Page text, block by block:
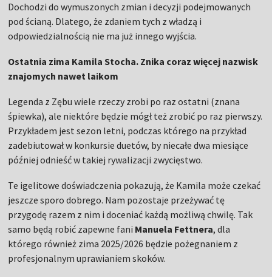
Dochodzi do wymuszonych zmian i decyzji podejmowanych
pod ścianą. Dlatego, że zdaniem tych z władzą i
odpowiedzialnością nie ma już innego wyjścia.
Ostatnia zima Kamila Stocha. Znika coraz więcej nazwisk
znajomych nawet laikom
Legenda z Zębu wiele rzeczy zrobi po raz ostatni (znana
śpiewka), ale niektóre będzie mógł też zrobić po raz pierwszy.
Przykładem jest sezon letni, podczas którego na przykład
zadebiutował w konkursie duetów, by niecałe dwa miesiące
później odnieść w takiej rywalizacji zwycięstwo.
Te igelitowe doświadczenia pokazują, że Kamila może czekać
jeszcze sporo dobrego. Nam pozostaje przeżywać tę
przygodę razem z nim i doceniać każdą możliwą chwilę. Tak
samo będą robić zapewne fani Manuela Fettnera, dla
którego również zima 2025/2026 będzie pożegnaniem z
profesjonalnym uprawianiem skoków.